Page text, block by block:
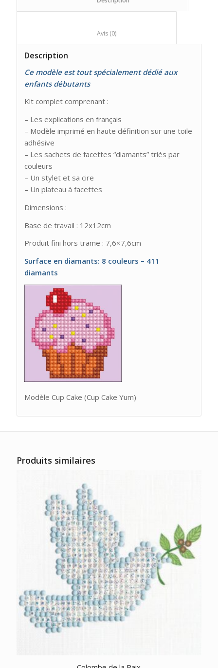
						Avis (0)
Description
Ce modèle est tout spécialement dédié aux
enfants débutants
Kit complet comprenant :
– Les explications en français
– Modèle imprimé en haute définition sur une toile
adhésive
– Les sachets de facettes “diamants” triés par
couleurs
– Un stylet et sa cire
– Un plateau à facettes
Dimensions :
Base de travail : 12x12cm
Produit fini hors trame : 7,6×7,6cm
Surface en diamants: 8 couleurs – 411
diamants
Modèle Cup Cake (Cup Cake Yum)
Produits similaires